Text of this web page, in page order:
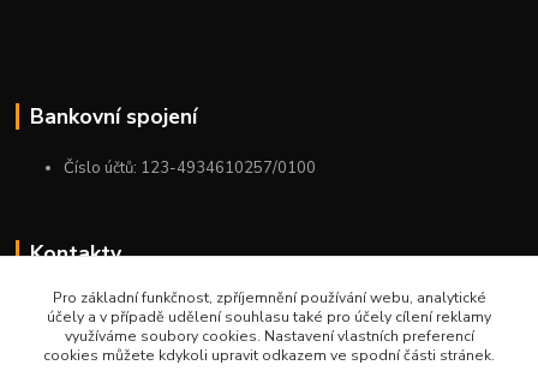
Bankovní spojení
Číslo účtů: 123-4934610257/0100
Kontakty
+420 775 954 963
9:00-12:00-13:00-16:00
Pro základní funkčnost, zpříjemnění používání webu, analytické
účely a v případě udělení souhlasu také pro účely cílení reklamy
využíváme soubory cookies. Nastavení vlastních preferencí
cookies můžete kdykoli upravit odkazem ve spodní části stránek.